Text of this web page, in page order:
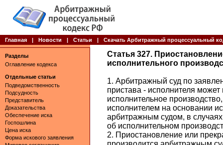
Главная | Новости | Статьи | Скачать Арбитражный процессуальный
Разделы
Оглавление кодекса
Отдельные статьи
Подведомственность
Подсудность
Представитель
Доказательства
Обеспечение иска
Госпошлина
Цена иска
Форма искового заявления
Статья 327.
исполнительного
1. Арбитражный суд по
пристава - исполнителя может
исполнительное
исполнителем на основании
арбитражным судом, в
об исполнительном
2. Приостановление или